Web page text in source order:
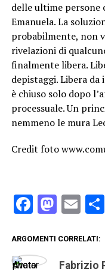
delle ultime persone
Emanuela. La
probabilmente, non
rivelazioni di
finalmente libera.
depistaggi. Libera da
è chiuso solo dopo
processuale. Un
nemmeno le mura
Credit foto
Facebook
ARGOMENTI CORRELATI:
Fabrizio